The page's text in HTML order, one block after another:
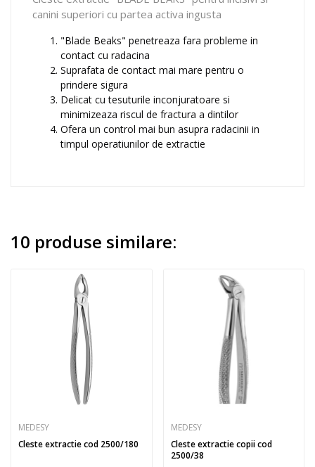
canini superiori cu partea activa ingusta
"Blade Beaks" penetreaza fara probleme in
contact cu radacina
Suprafata de contact mai mare pentru o
prindere sigura
Delicat cu tesuturile inconjuratoare si
minimizeaza riscul de fractura a dintilor
Ofera un control mai bun asupra radacinii in
timpul operatiunilor de extractie
10 produse similare:
MEDESY
Cleste extractie cod 2500/180
MEDESY
Cleste extractie copii cod
2500/38